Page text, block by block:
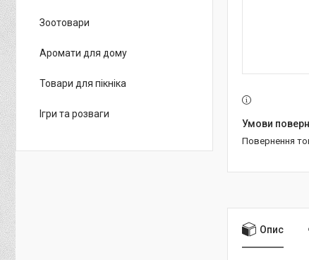
повернення
Опис
Зоотовари
Аромати для дому
Товари для пікніка
Ігри та розваги